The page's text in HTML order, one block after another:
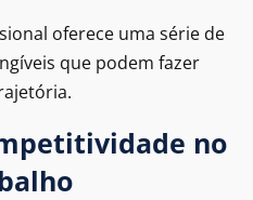
oferece uma série de
que podem fazer
no